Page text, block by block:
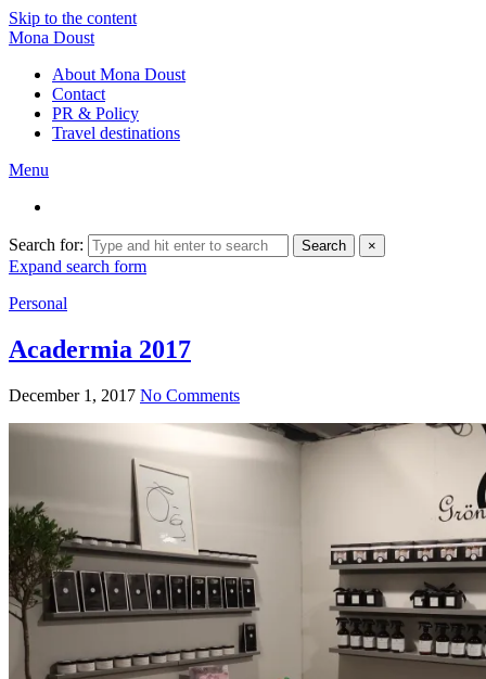
Skip to the content
Mona Doust
About Mona Doust
Contact
PR & Policy
Travel destinations
Menu
Search for: Search ×
Expand search form
Personal
Acadermia 2017
December 1, 2017 No Comments